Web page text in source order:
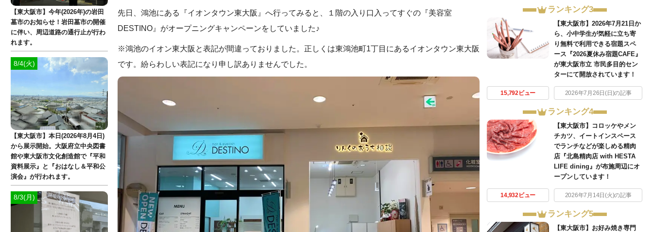
先日、鴻池にある『イオンタウン東大阪』へ行ってみると、１階の入り口入ってすぐの『美容室
DESTINO』がオープニングキャンペーンをしていました♪
※鴻池のイオン東大阪と表記が間違っておりました。正しくは東鴻池町1丁目にあるイオンタウン東大阪
です。紛らわしい表記になり申し訳ありませんでした。
ランキング3
【東大阪市】2026年7月21日か
ら、小中学生が気軽に立ち寄
り無料で利用できる宿題スペ
ース『2026夏休み宿題CAFE』
が東大阪市立 市民多目的セン
ターにて開放されています！
15,792ビュー 2026年7月26日(日)の記事
ランキング4
【東大阪市】コロッケやメン
チカツ、イートインスペース
でランチなどが楽しめる精肉
店『北島精肉店 with HESTA
LIFE dining』が布施周辺にオ
ープンしています！
14,932ビュー 2026年7月14日(火)の記事
ランキング5
【東大阪市】お好み焼き専門
【東大阪市】今年(2026年)の岩田
墓市のお知らせ！岩田墓市の開催
に伴い、周辺道路の通行止が行わ
れます。
8/4(火)
【東大阪市】本日(2026年8月4日)
から展示開始。大阪府立中央図書
館や東大阪市文化創造館で『平和
資料展示』と『おはなし＆平和公
演会』が行われます。
8/3(月)